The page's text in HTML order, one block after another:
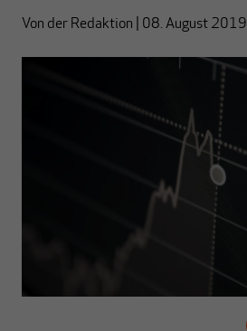
Von der Redaktion 08. August 2019